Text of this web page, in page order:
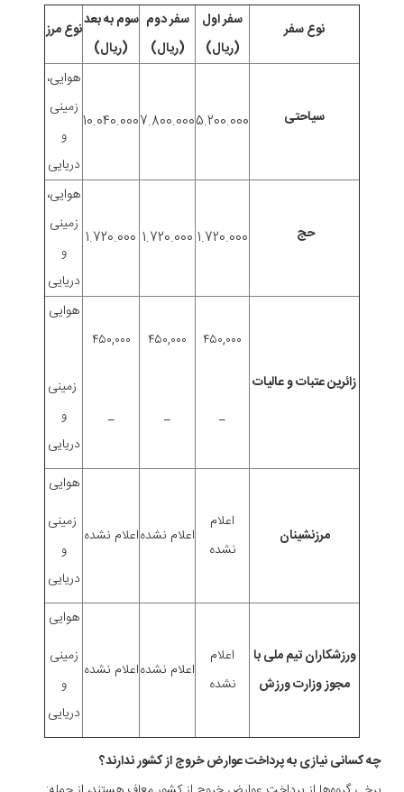
نوع سفر
سفر اول
(ریال)
سفر دوم
(ریال)
سوم به بعد
(ریال)
نوع مرز
سیاحتی 5.200.000
7.800.000
10.040.000
هوایی،
زمینی
و
دریایی
حج 1.720.000
1.720.000
1.720.000
هوایی،
زمینی
و
دریایی
زائرین عتبات و عالیات
٤٥٠,٠٠٠
_
٤٥٠,٠٠٠
_
٤٥٠,٠٠٠
_
هوایی
زمینی
و
دریایی
مرزنشینان
اعلام
نشده
اعلام نشدهاعلام نشده
هوایی
زمینی
و
دریایی
ورزشکاران تیم ملی با
مجوز وزارت ورزش
اعلام
نشده
اعلام نشدهاعلام نشده
هوایی
زمینی
و
دریایی
چه کسانی نیازی به پرداخت عوارض خروج از کشور ندارند؟